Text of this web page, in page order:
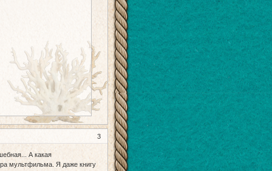
3
А какая
мультфильма. Я даже книгу